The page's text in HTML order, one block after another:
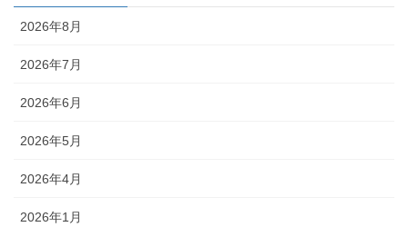
2026年8月
2026年7月
2026年6月
2026年5月
2026年4月
2026年1月